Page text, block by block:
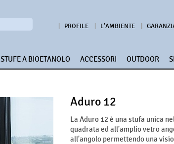
PROFILE L'AMBIENTE
STUFE A BIOETANOLO ACCESSORI OUTDOOR
Aduro 12
La Aduro 12 è una stufa unica
quadrata ed all'amplio vetro
all'angolo permettendo una